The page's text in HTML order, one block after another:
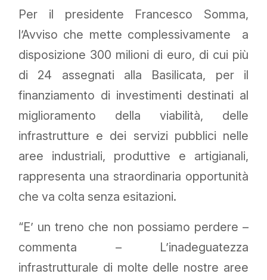
Per il presidente Francesco Somma,
l’Avviso che mette complessivamente a
disposizione 300 milioni di euro, di cui più
di 24 assegnati alla Basilicata, per il
finanziamento di investimenti destinati al
miglioramento della viabilità, delle
infrastrutture e dei servizi pubblici nelle
aree industriali, produttive e artigianali,
rappresenta una straordinaria opportunità
che va colta senza esitazioni.
“E’ un treno che non possiamo perdere –
commenta – L’inadeguatezza
infrastrutturale di molte delle nostre aree